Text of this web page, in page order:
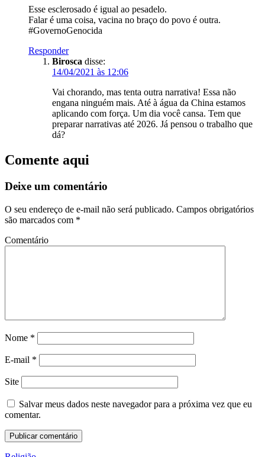
Esse esclerosado é igual ao pesadelo.
Falar é uma coisa, vacina no braço do povo é outra.
#GovernoGenocida
Responder
Birosca disse:
14/04/2021 às 12:06
Vai chorando, mas tenta outra narrativa! Essa não
engana ninguém mais. Até à água da China estamos
aplicando com força. Um dia você cansa. Tem que
preparar narrativas até 2026. Já pensou o trabalho que
dá?
Comente aqui
Deixe um comentário
O seu endereço de e-mail não será publicado. Campos obrigatórios
são marcados com *
Comentário
Nome *
E-mail *
Site
Salvar meus dados neste navegador para a próxima vez que eu
comentar.